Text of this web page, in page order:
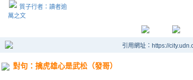
質子行者：讀者逾
萬之文
引用網址：https://
對句：擒虎雄心是武松（發哥）